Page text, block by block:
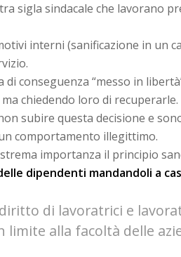
sigla sindacale che lavorano
interni (sanificazione in un
conseguenza “messo in
chiedendo loro di recuperarle.
subire questa decisione e
comportamento illegittimo.
importanza il principio
dipendenti mandandoli a
di lavoratrici e
alla facoltà delle